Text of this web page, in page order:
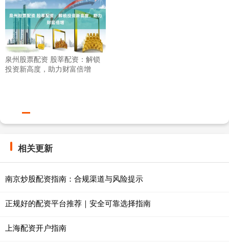
泉州股票配资 股莘配资：解锁
投资新高度，助力财富倍增
相关更新
南京炒股配资指南：合规渠道与风险提示
正规好的配资平台推荐｜安全可靠选择指南
上海配资开户指南